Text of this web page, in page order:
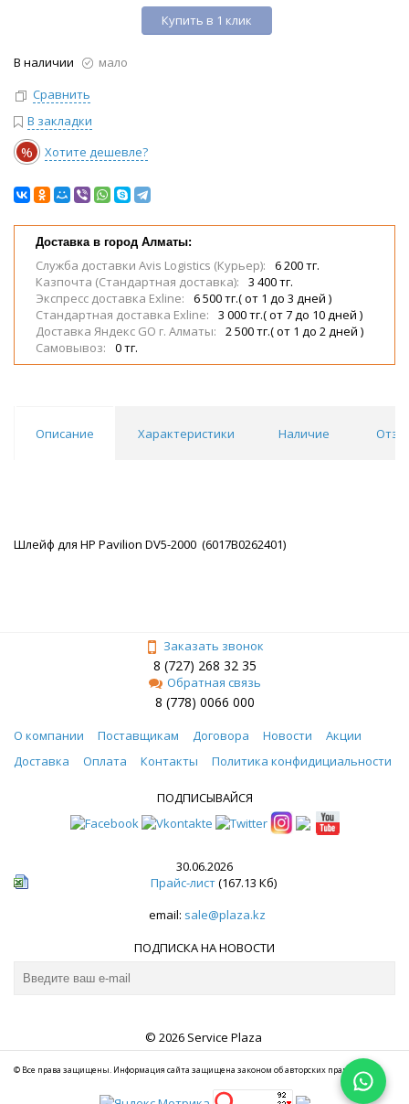
Купить в 1 клик
В наличии
мало
Сравнить
В закладки
% Хотите дешевле?
Доставка в город Алматы:
Служба доставки Avis Logistics (Курьер):
6 200 тг.
Казпочта (Стандартная доставка):
3 400 тг.
Экспресс доставка Exline:
6 500 тг.( от 1 до 3 дней )
Стандартная доставка Exline:
3 000 тг.( от 7 до 10 дней )
Доставка Яндекс GO г. Алматы:
2 500 тг.( от 1 до 2 дней )
Самовывоз:
0 тг.
Описание Характеристики Наличие
Шлейф для HP Pavilion DV5-2000 (6017B0262401)
Заказать звонок
8 (727) 268 32 35
Обратная связь
8 (778) 0066 000
О компании Поставщикам Договора Новости
Акции
Доставка
Оплата Контакты Политика конфидициальности
ПОДПИСЫВАЙСЯ
30.06.2026
Прайс-лист(167.13 Кб)
email: sale@plaza.kz
ПОДПИСКА НА НОВОСТИ
© 2026 Service Plaza
© Все права защищены. Информация сайта защищена законом об авторских правах.